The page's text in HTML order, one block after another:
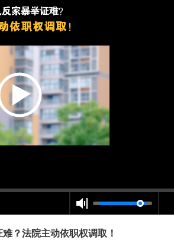
？法院主动依职权调取！
你温暖了四季